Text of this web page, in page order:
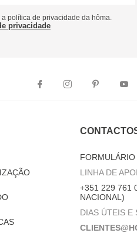
a política de privacidade da hôma.
privacidade
LINHA DE
+351 229 761
NACIONAL)
DIAS ÚTEIS E